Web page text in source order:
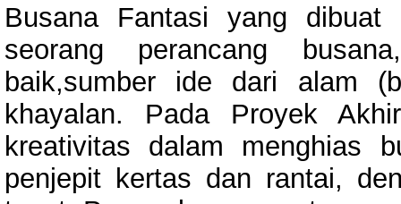
Busana Fantasi yang
seorang perancang
baik,sumber ide dari alam
khayalan. Pada Proyek
kreativitas dalam menghias
penjepit kertas dan rantai,